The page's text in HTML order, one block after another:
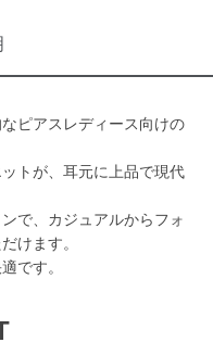
ピアスレディース向けの
トが、耳元に上品で現代
で、カジュアルからフォ
けます。
です。